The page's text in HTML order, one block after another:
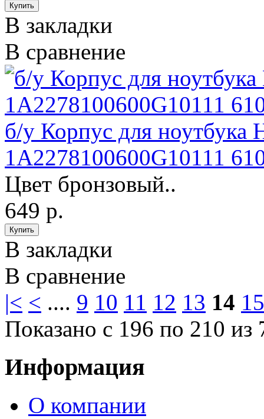
В закладки
В сравнение
б/у Корпус для ноутбука
1A2278100600G10111
Цвет бронзовый..
649 р.
В закладки
В сравнение
|< < .... 9 10 11 12 13 14 15
Показано с 196 по 210 из
Информация
О компании